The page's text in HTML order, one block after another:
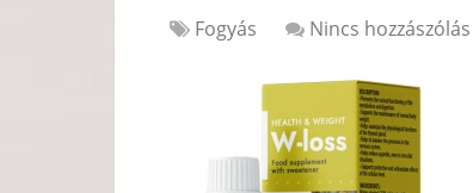
Fogyás
Nincs hozzászólás